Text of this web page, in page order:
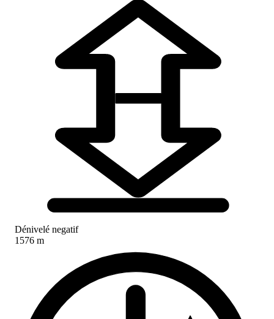
Dénivelé negatif
1576 m